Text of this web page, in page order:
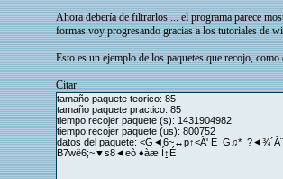
Ahora debería de filtrarlos ... el programa parece
formas voy progresando gracias a los tutoriales de
Esto es un ejemplo de los paquetes que recojo,
Citar
tamaño paquete teorico: 85
tamaño paquete practico: 85
tiempo recojer paquete (s): 1431904982
tiempo recojer paquete (us): 800752
datos del paquete: <G◄6~↔p↑<Ã' E G♫*
B7wë6;~▼s8◄eò ♦àæ¦Í↨­É